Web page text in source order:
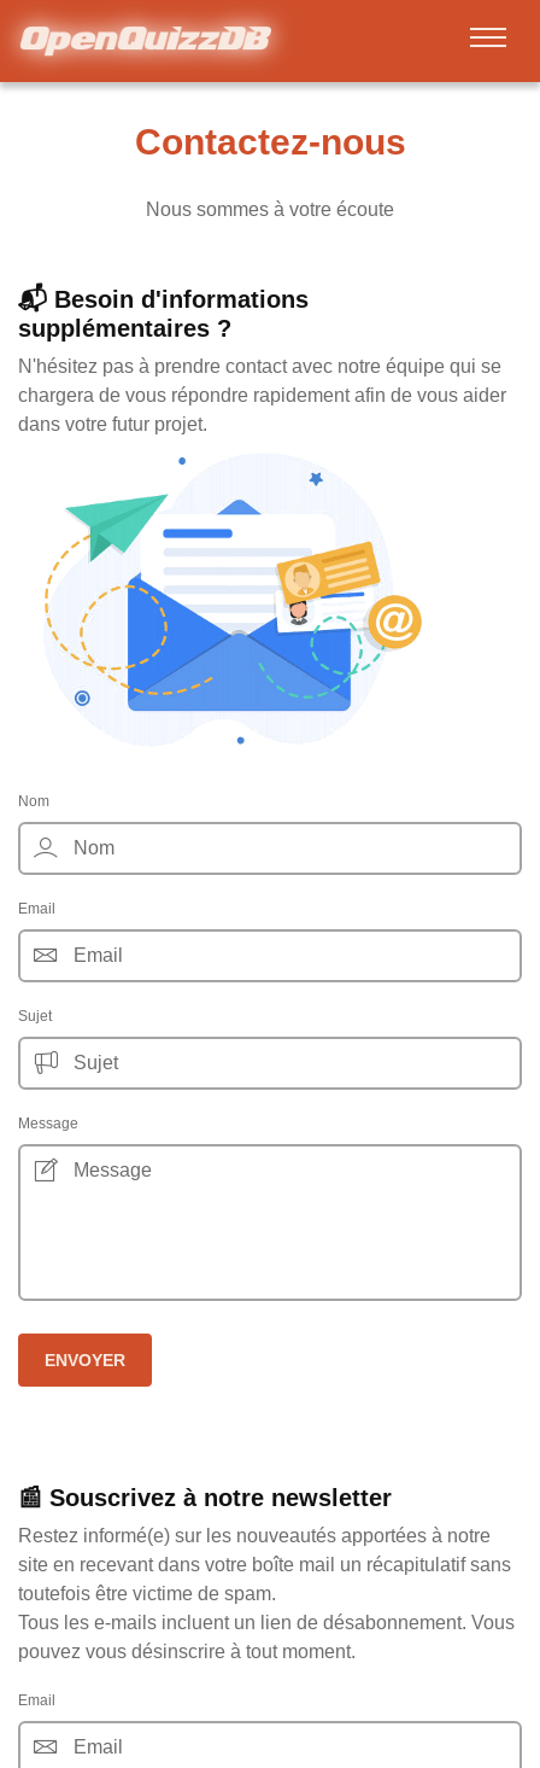
Contactez-nous
Nous sommes à votre écoute
📬 Besoin d'informations
supplémentaires ?
N'hésitez pas à prendre contact avec notre équipe qui se
chargera de vous répondre rapidement afin de vous aider
dans votre futur projet.
Nom
Email
Sujet
Message
ENVOYER
📰 Souscrivez à notre newsletter
Restez informé(e) sur les nouveautés apportées à notre
site en recevant dans votre boîte mail un récapitulatif sans
toutefois être victime de spam.
Tous les e-mails incluent un lien de désabonnement. Vous
pouvez vous désinscrire à tout moment.
Email